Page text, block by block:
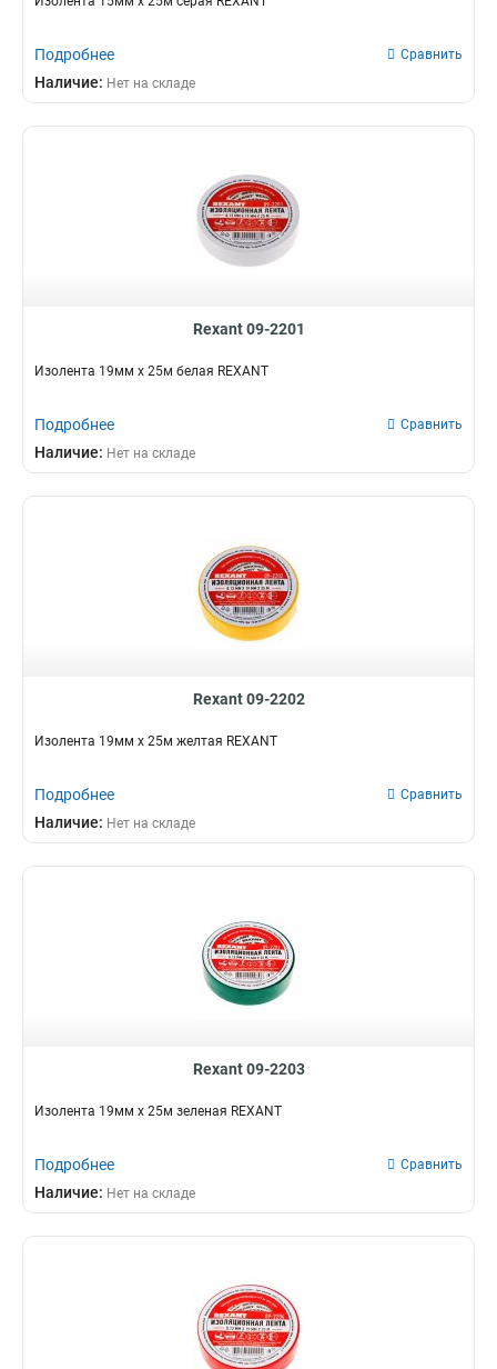
Подробнее Сравнить
Наличие: Нет на складе
Rexant 09-2201
Изолента 19мм х 25м белая REXANT
Подробнее Сравнить
Наличие: Нет на складе
Rexant 09-2202
Изолента 19мм х 25м желтая REXANT
Подробнее Сравнить
Наличие: Нет на складе
Rexant 09-2203
Изолента 19мм х 25м зеленая REXANT
Подробнее Сравнить
Наличие: Нет на складе